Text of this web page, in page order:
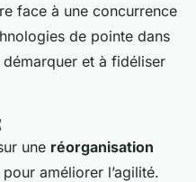
face à une concurrence
de pointe dans
et à fidéliser
une réorganisation
améliorer l’agilité.